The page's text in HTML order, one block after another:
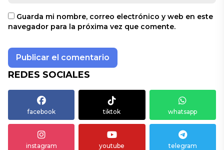
Guarda mi nombre, correo electrónico y web en este
navegador para la próxima vez que comente.
REDES SOCIALES
facebook tiktok whatsapp
instagram youtube telegram